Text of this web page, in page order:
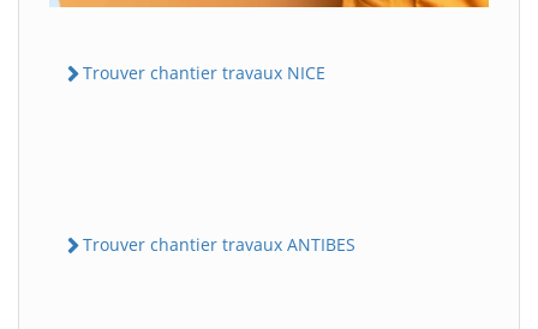
Trouver chantier travaux NICE
Trouver chantier travaux ANTIBES